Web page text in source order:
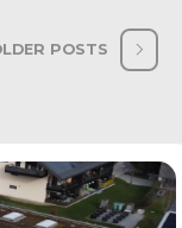
POSTS